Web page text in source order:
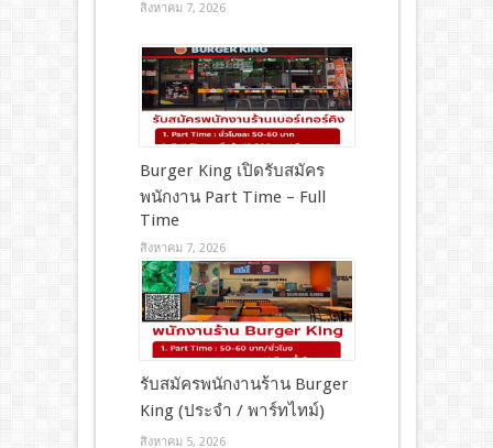
สิงหาคม 7, 2026
Burger King เปิดรับสมัคร
พนักงาน Part Time – Full
Time
สิงหาคม 7, 2026
รับสมัครพนักงานร้าน Burger
King (ประจำ / พาร์ทไทม์)
สิงหาคม 5, 2026